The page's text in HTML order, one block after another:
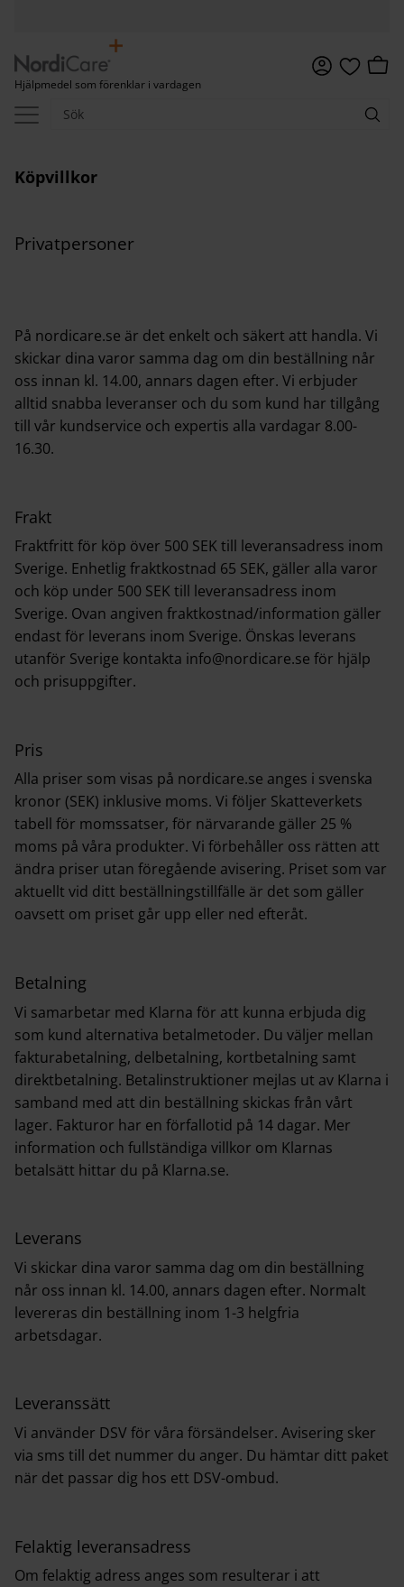
Hjälpmedel som förenklar i vardagen
Favoriter
Köpvillkor
Privatpersoner
På nordicare.se är det enkelt och säkert att handla. Vi
skickar dina varor samma dag om din beställning når
oss innan kl. 14.00, annars dagen efter. Vi erbjuder
alltid snabba leveranser och du som kund har tillgång
till vår kundservice och expertis alla vardagar 8.00-
16.30.
Frakt
Fraktfritt för köp över 500 SEK till leveransadress inom
Sverige. Enhetlig fraktkostnad 65 SEK, gäller alla varor
och köp under 500 SEK till leveransadress inom
Sverige. Ovan angiven fraktkostnad/information gäller
endast för leverans inom Sverige. Önskas leverans
utanför Sverige kontakta info@nordicare.se för hjälp
och prisuppgifter.
Pris
Alla priser som visas på nordicare.se anges i svenska
kronor (SEK) inklusive moms. Vi följer Skatteverkets
tabell för momssatser, för närvarande gäller 25 %
moms på våra produkter. Vi förbehåller oss rätten att
ändra priser utan föregående avisering. Priset som var
aktuellt vid ditt beställningstillfälle är det som gäller
oavsett om priset går upp eller ned efteråt.
Betalning
Vi samarbetar med Klarna för att kunna erbjuda dig
som kund alternativa betalmetoder. Du väljer mellan
fakturabetalning, delbetalning, kortbetalning samt
direktbetalning. Betalinstruktioner mejlas ut av Klarna i
samband med att din beställning skickas från vårt
lager. Fakturor har en förfallotid på 14 dagar. Mer
information och fullständiga villkor om Klarnas
betalsätt hittar du på Klarna.se.
Leverans
Vi skickar dina varor samma dag om din beställning
når oss innan kl. 14.00, annars dagen efter. Normalt
levereras din beställning inom 1-3 helgfria
arbetsdagar.
Leveranssätt
Vi använder DSV för våra försändelser. Avisering sker
via sms till det nummer du anger. Du hämtar ditt paket
när det passar dig hos ett DSV-ombud.
Felaktig leveransadress
Om felaktig adress anges som resulterar i att